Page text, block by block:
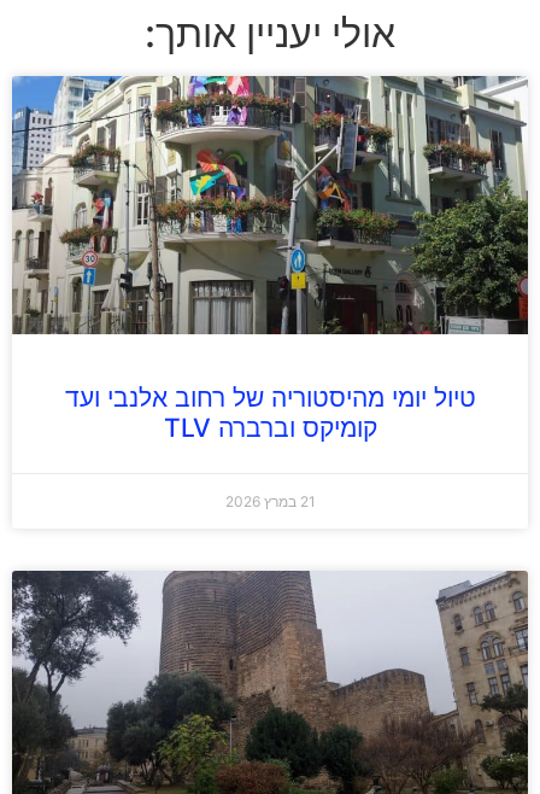
אולי יעניין אותך:
טיול יומי מהיסטוריה של רחוב אלנבי ועד
קומיקס וברברה TLV
21 במרץ 2026